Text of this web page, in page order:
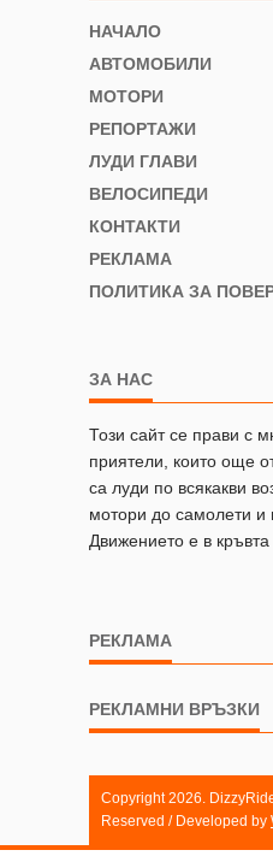
НАЧАЛО
АВТОМОБИЛИ
МОТОРИ
РЕПОРТАЖИ
ЛУДИ ГЛАВИ
ВЕЛОСИПЕДИ
КОНТАКТИ
РЕКЛАМА
ПОЛИТИКА ЗА
ЗА НАС
Този сайт се прави с
приятели, които още
са луди по всякакви
мотори до самолети
Движението е в кръвта
РЕКЛАМА
РЕКЛАМНИ ВРЪЗКИ
Copyright 2026.
Reserved / Developed by